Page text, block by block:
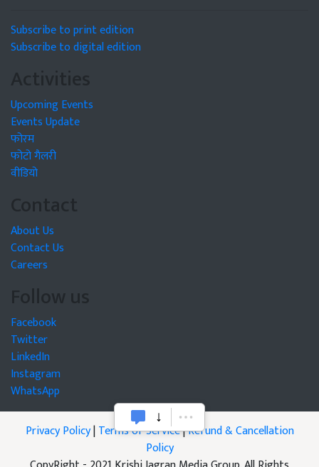
Subscribe to print edition
Subscribe to digital edition
Activities
Upcoming Events
Events Update
फोरम
फोटो गैलरी
वीडियो
Contact
About Us
Contact Us
Careers
Follow us
Facebook
Twitter
LinkedIn
Instagram
WhatsApp
Privacy Policy|Terms of Service|Refund & Cancellation
Policy